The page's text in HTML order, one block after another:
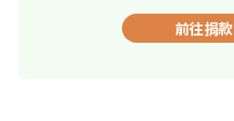
前往捐款